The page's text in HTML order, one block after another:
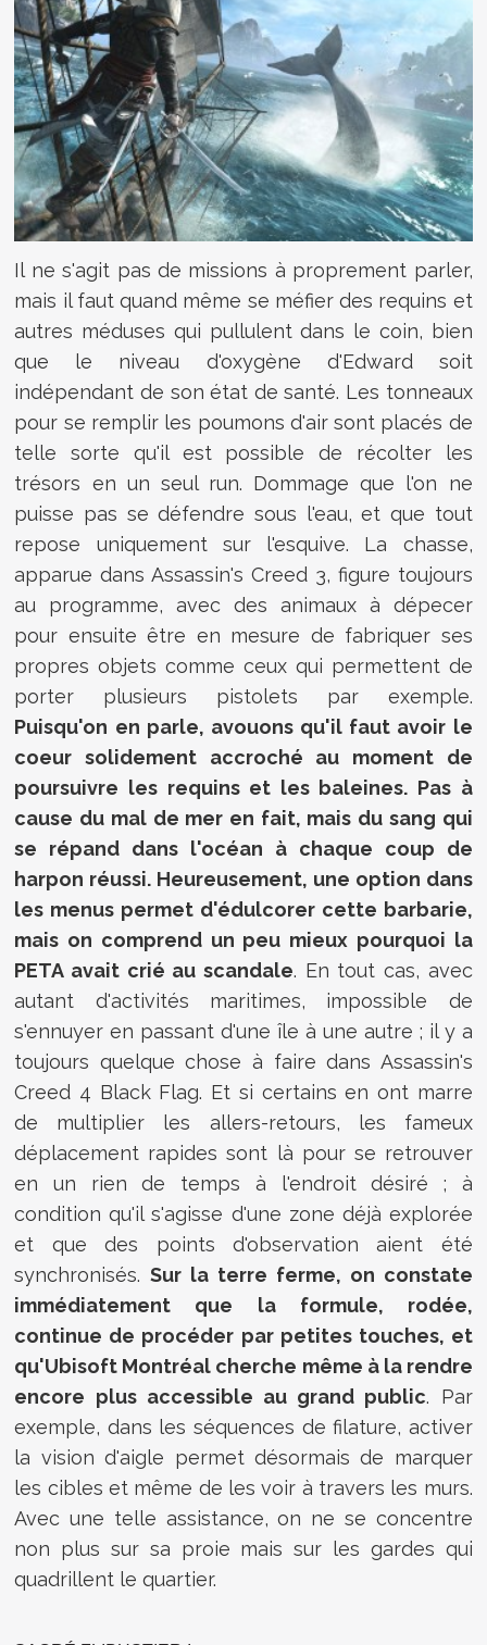
Il ne s'agit pas de missions à proprement parler,
mais il faut quand même se méfier des requins et
autres méduses qui pullulent dans le coin, bien
que le niveau d'oxygène d'Edward soit
indépendant de son état de santé. Les tonneaux
pour se remplir les poumons d'air sont placés de
telle sorte qu'il est possible de récolter les
trésors en un seul run. Dommage que l'on ne
puisse pas se défendre sous l'eau, et que tout
repose uniquement sur l'esquive. La chasse,
apparue dans Assassin's Creed 3, figure toujours
au programme, avec des animaux à dépecer
pour ensuite être en mesure de fabriquer ses
propres objets comme ceux qui permettent de
porter plusieurs pistolets par exemple.
Puisqu'on en parle, avouons qu'il faut avoir le
coeur solidement accroché au moment de
poursuivre les requins et les baleines. Pas à
cause du mal de mer en fait, mais du sang qui
se répand dans l'océan à chaque coup de
harpon réussi. Heureusement, une option dans
les menus permet d'édulcorer cette barbarie,
mais on comprend un peu mieux pourquoi la
PETA avait crié au scandale. En tout cas, avec
autant d'activités maritimes, impossible de
s'ennuyer en passant d'une île à une autre ; il y a
toujours quelque chose à faire dans Assassin's
Creed 4 Black Flag. Et si certains en ont marre
de multiplier les allers-retours, les fameux
déplacement rapides sont là pour se retrouver
en un rien de temps à l'endroit désiré ; à
condition qu'il s'agisse d'une zone déjà explorée
et que des points d'observation aient été
synchronisés.Sur la terre ferme, on constate
immédiatement que la formule, rodée,
continue de procéder par petites touches, et
qu'Ubisoft Montréal cherche même à la rendre
encore plus accessible au grand public. Par
exemple, dans les séquences de filature, activer
la vision d'aigle permet désormais de marquer
les cibles et même de les voir à travers les murs.
Avec une telle assistance, on ne se concentre
non plus sur sa proie mais sur les gardes qui
quadrillent le quartier.